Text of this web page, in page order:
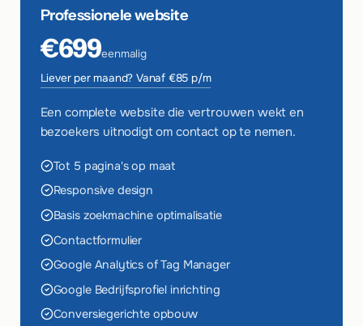
Professionele website
€699eenmalig
Liever per maand? Vanaf €85 p/m
Een complete website die vertrouwen wekt en
bezoekers uitnodigt om contact op te nemen.
Tot 5 pagina's op maat
Responsive design
Basis zoekmachine optimalisatie
Contactformulier
Google Analytics of Tag Manager
Google Bedrijfsprofiel inrichting
Conversiegerichte opbouw